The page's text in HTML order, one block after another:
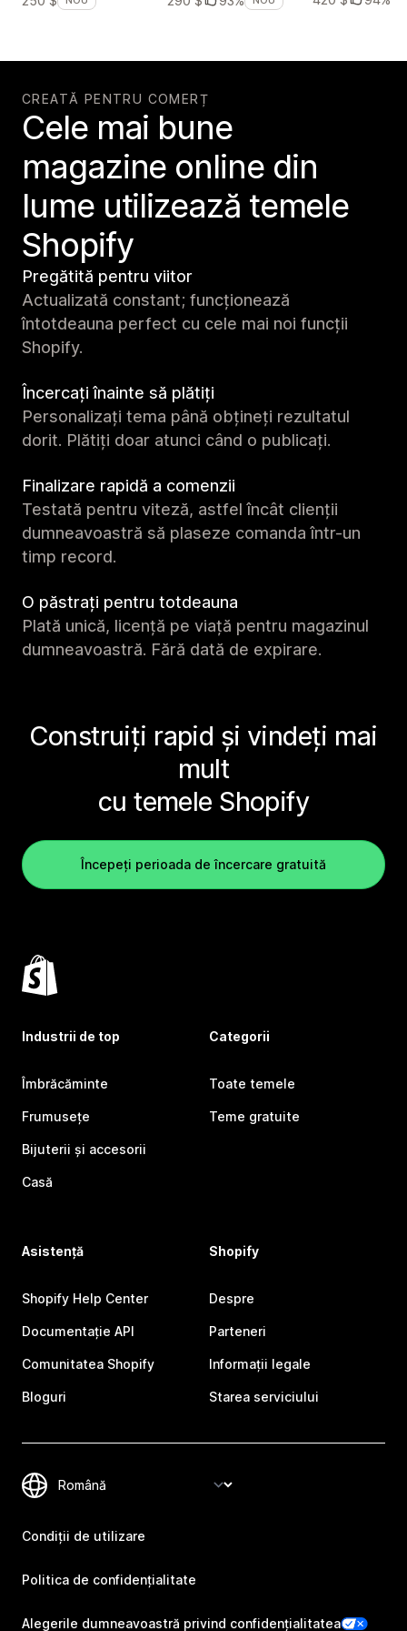
CREATĂ PENTRU COMERȚ
Cele mai bune
magazine online din
lume utilizează temele
Shopify
Pregătită pentru viitor
Actualizată constant; funcționează
întotdeauna perfect cu cele mai noi funcții
Shopify.
Încercați înainte să plătiți
Personalizați tema până obțineți rezultatul
dorit. Plătiți doar atunci când o publicați.
Finalizare rapidă a comenzii
Testată pentru viteză, astfel încât clienții
dumneavoastră să plaseze comanda într-un
timp record.
O păstrați pentru totdeauna
Plată unică, licență pe viață pentru magazinul
dumneavoastră. Fără dată de expirare.
Construiți rapid și vindeți mai
mult
cu temele Shopify
Începeți perioada de încercare gratuită
Industrii de top
Îmbrăcăminte
Frumusețe
Bijuterii și accesorii
Casă
Categorii
Toate temele
Teme gratuite
Asistență
Shopify Help Center
Documentație API
Comunitatea Shopify
Bloguri
Shopify
Despre
Parteneri
Informații legale
Starea serviciului
Condiții de utilizare
Politica de confidențialitate
Alegerile dumneavoastră privind confidențialitatea